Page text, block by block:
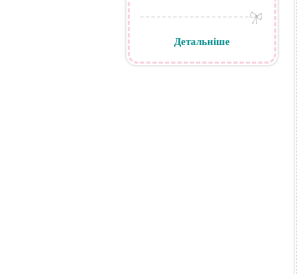
Детальніше